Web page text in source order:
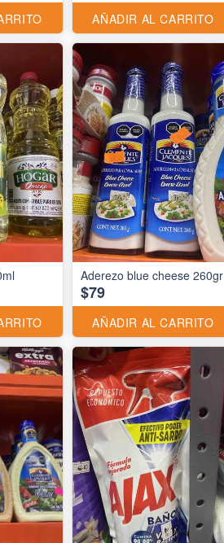
AÑADIR AL CARRITO
Aderezo blue cheese 260gr
$79
AÑADIR AL CARRITO